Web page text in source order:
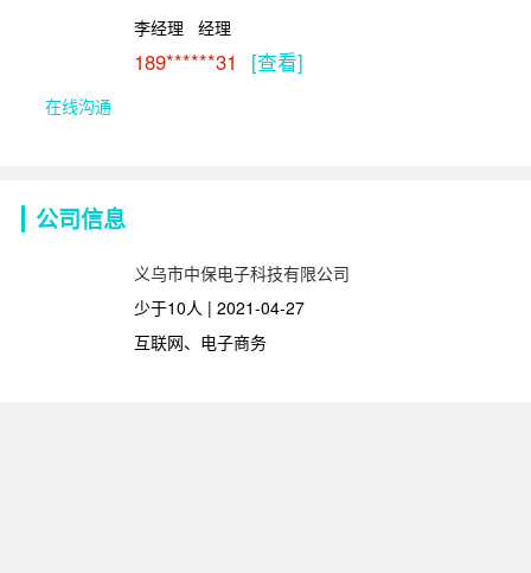
在线沟通
李经理   经理
189******31 [查看]
公司信息
义乌市中保电子科技有限公司
少于10人 | 2021-04-27
互联网、电子商务